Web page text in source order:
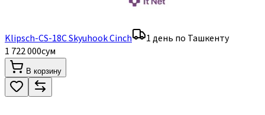
Klipsch-CS-18C Skyuhook Cinch
1 день по Ташкенту
1 722 000сум
В корзину